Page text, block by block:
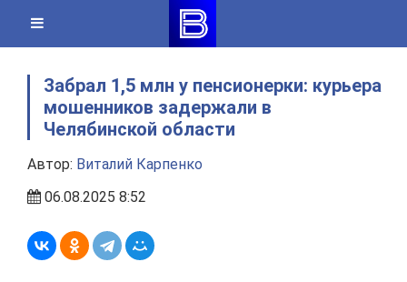
content
Забрал 1,5 млн у пенсионерки: курьера
мошенников задержали в
Челябинской области
Автор: Виталий Карпенко
06.08.2025 8:52